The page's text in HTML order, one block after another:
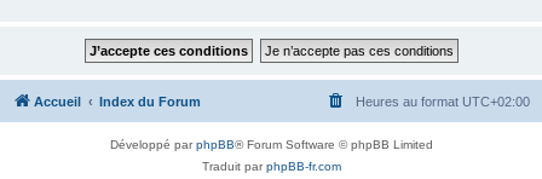
Accueil Index du Forum Heures au format UTC+02:00
Développé parphpBB® Forum Software © phpBB Limited
Traduit parphpBB-fr.com